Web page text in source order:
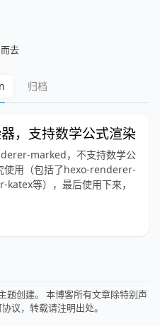
去
归档
，支持数学公式渲染
marked，不支持数学公
使用（包括了hexo-renderer-
等），最后使用下来，
题创建。 本博客所有文章除特别声
议，转载请注明出处。